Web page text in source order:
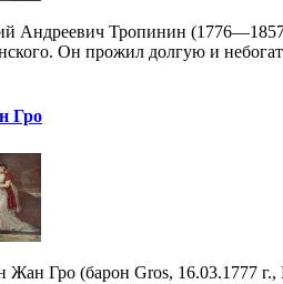
Андреевич Тропинин
Он прожил долгую и
Гро
Жан Гро (барон Gros, 16.03.1777